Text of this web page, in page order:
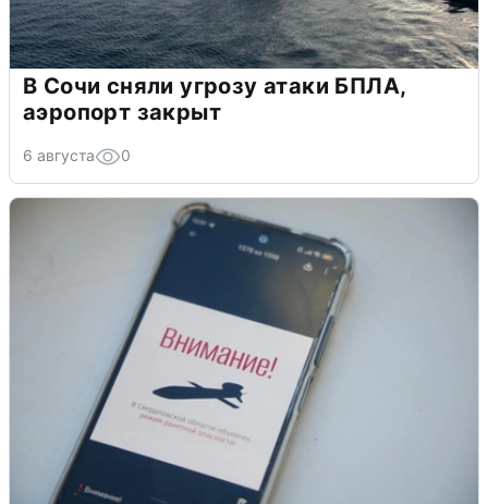
В Сочи сняли угрозу атаки БПЛА,
аэропорт закрыт
6 августа 0